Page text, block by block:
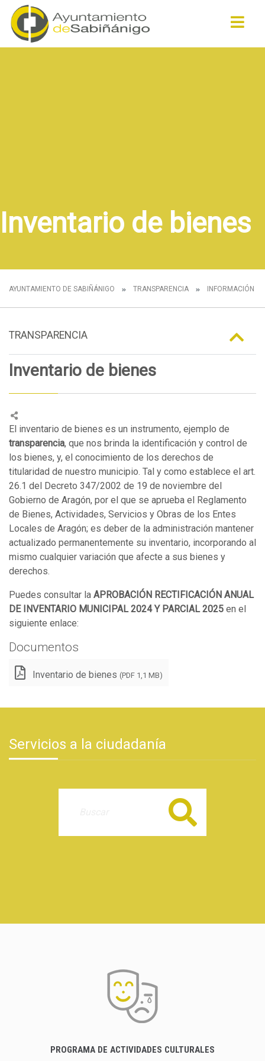
Inventario de bienes
AYUNTAMIENTO DE SABIÑÁNIGO TRANSPARENCIA INFORMACIÓN
TRANSPARENCIA
Inventario de bienes
El inventario de bienes es un instrumento, ejemplo de
transparencia, que nos brinda la identificación y control de
los bienes, y, el conocimiento de los derechos de
titularidad de nuestro municipio. Tal y como establece el art.
26.1 del Decreto 347/2002 de 19 de noviembre del
Gobierno de Aragón, por el que se aprueba el Reglamento
de Bienes, Actividades, Servicios y Obras de los Entes
Locales de Aragón; es deber de la administración mantener
actualizado permanentemente su inventario, incorporando al
mismo cualquier variación que afecte a sus bienes y
derechos.
Puedes consultar la APROBACIÓN RECTIFICACIÓN ANUAL
DE INVENTARIO MUNICIPAL 2024 Y PARCIAL 2025 en el
siguiente enlace:
Documentos
Inventario de bienes (PDF 1,1 MB)
Servicios a la ciudadanía
Buscar
PROGRAMA DE ACTIVIDADES CULTURALES